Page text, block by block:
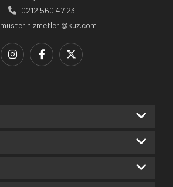
0212 560 47 23
musterihizmetleri@kuz.com